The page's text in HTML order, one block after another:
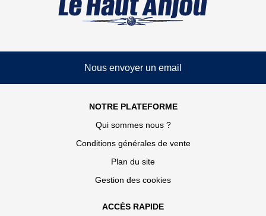
Nous envoyer un email
NOTRE PLATEFORME
Qui sommes nous ?
Conditions générales de vente
Plan du site
Gestion des cookies
ACCÈS RAPIDE